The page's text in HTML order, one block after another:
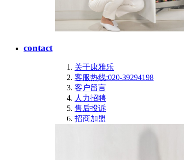
contact
关于康雅乐
客服热线:020-39294198
客户留言
人力招聘
售后投诉
招商加盟